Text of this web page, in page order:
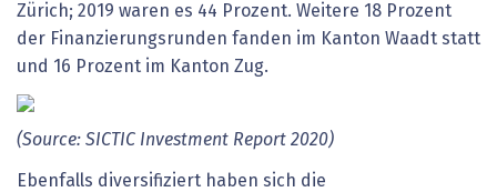
Zürich; 2019 waren es 44 Prozent. Weitere 18 Prozent
der Finanzierungsrunden fanden im Kanton Waadt statt
und 16 Prozent im Kanton Zug.
(Source: SICTIC Investment Report 2020)
Ebenfalls diversifiziert haben sich die